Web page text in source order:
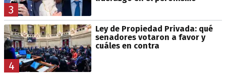
3
4
Ley de Propiedad Privada: qué
senadores votaron a favor y
cuáles en contra